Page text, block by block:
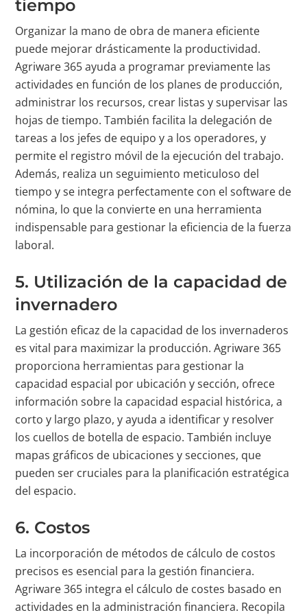
tiempo
Organizar la mano de obra de manera eficiente
puede mejorar drásticamente la productividad.
Agriware 365 ayuda a programar previamente las
actividades en función de los planes de producción,
administrar los recursos, crear listas y supervisar las
hojas de tiempo. También facilita la delegación de
tareas a los jefes de equipo y a los operadores, y
permite el registro móvil de la ejecución del trabajo.
Además, realiza un seguimiento meticuloso del
tiempo y se integra perfectamente con el software de
nómina, lo que la convierte en una herramienta
indispensable para gestionar la eficiencia de la fuerza
laboral.
5. Utilización de la capacidad de
invernadero
La gestión eficaz de la capacidad de los invernaderos
es vital para maximizar la producción. Agriware 365
proporciona herramientas para gestionar la
capacidad espacial por ubicación y sección, ofrece
información sobre la capacidad espacial histórica, a
corto y largo plazo, y ayuda a identificar y resolver
los cuellos de botella de espacio. También incluye
mapas gráficos de ubicaciones y secciones, que
pueden ser cruciales para la planificación estratégica
del espacio.
6. Costos
La incorporación de métodos de cálculo de costos
precisos es esencial para la gestión financiera.
Agriware 365 integra el cálculo de costes basado en
actividades en la administración financiera. Recopila